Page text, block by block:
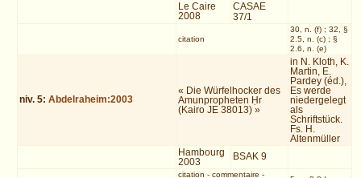
Le Caire
2008
CASAE
37/1
citation
30, n. (f) ; 32, §
2.5, n. (c) ; §
2.6, n. (e)
niv. 5:Abdelraheim:2003
« Die Würfelhocker des
Amunpropheten Ḥr
(Kairo JE 38013) »
in N. Kloth, K.
Martin, E.
Pardey (éd.),
Es werde
niedergelegt
als
Schriftstück.
Fs. H.
Altenmüller
Hambourg
2003
BSAK 9
citation - commentaire -